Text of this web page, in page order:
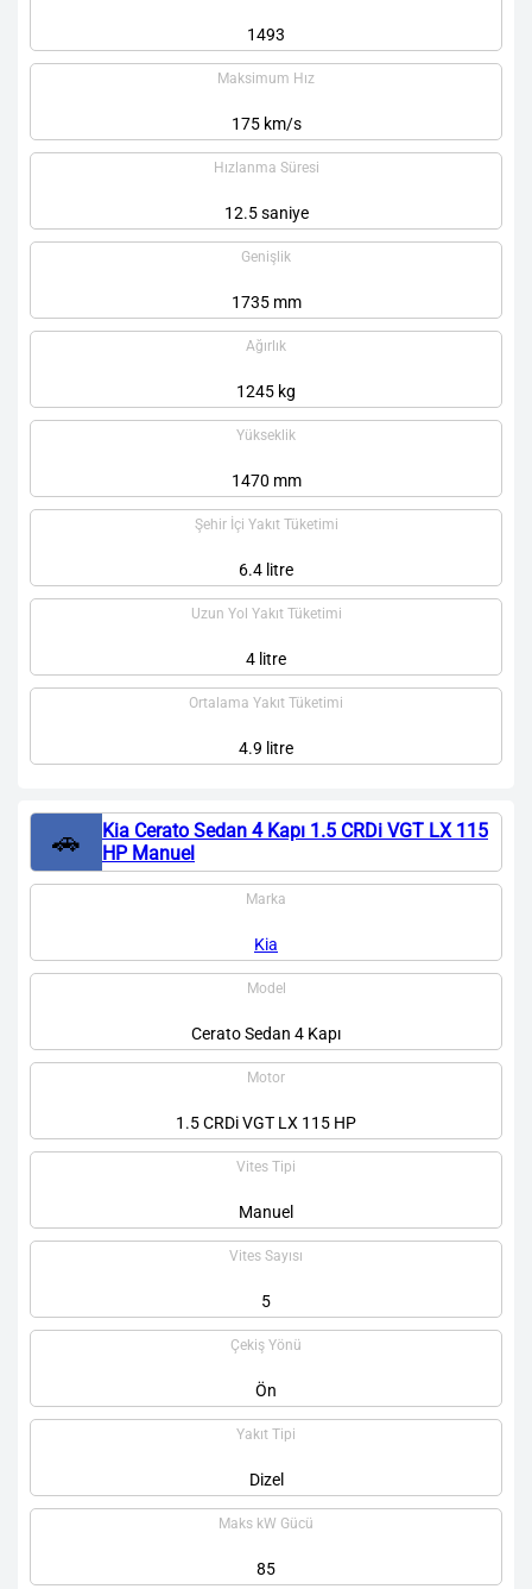
1493
Maksimum Hız
175 km/s
Hızlanma Süresi
12.5 saniye
Genişlik
1735 mm
Ağırlık
1245 kg
Yükseklik
1470 mm
Şehir İçi Yakıt Tüketimi
6.4 litre
Uzun Yol Yakıt Tüketimi
4 litre
Ortalama Yakıt Tüketimi
4.9 litre
🚗
Kia Cerato Sedan 4 Kapı 1.5 CRDi VGT LX 115
HP Manuel
Marka
Kia
Model
Cerato Sedan 4 Kapı
Motor
1.5 CRDi VGT LX 115 HP
Vites Tipi
Manuel
Vites Sayısı
5
Çekiş Yönü
Ön
Yakıt Tipi
Dizel
Maks kW Gücü
85